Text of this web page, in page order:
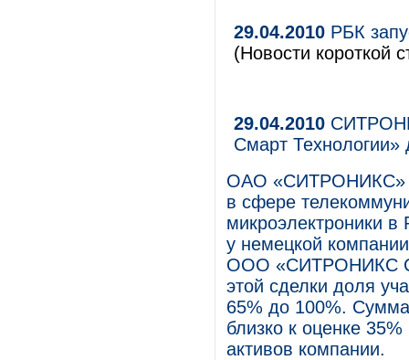
29.04.2010 РБК
(Новости короткой
29.04.2010
Смарт
ОАО «СИТРОНИКС»
в сфере
микроэлектроники
у немецкой
ООО «СИТРОНИКС
этой сделки доля
65% до 100%.
близко к оценке
активов компании.